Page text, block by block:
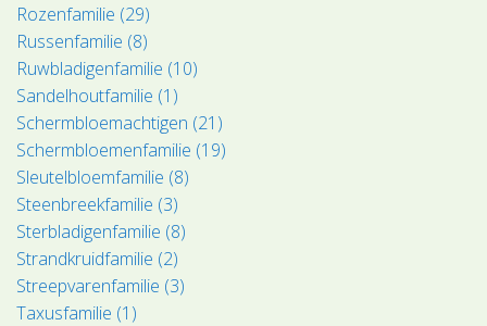
Rozenfamilie (29)
Russenfamilie (8)
Ruwbladigenfamilie (10)
Sandelhoutfamilie (1)
Schermbloemachtigen (21)
Schermbloemenfamilie (19)
Sleutelbloemfamilie (8)
Steenbreekfamilie (3)
Sterbladigenfamilie (8)
Strandkruidfamilie (2)
Streepvarenfamilie (3)
Taxusfamilie (1)